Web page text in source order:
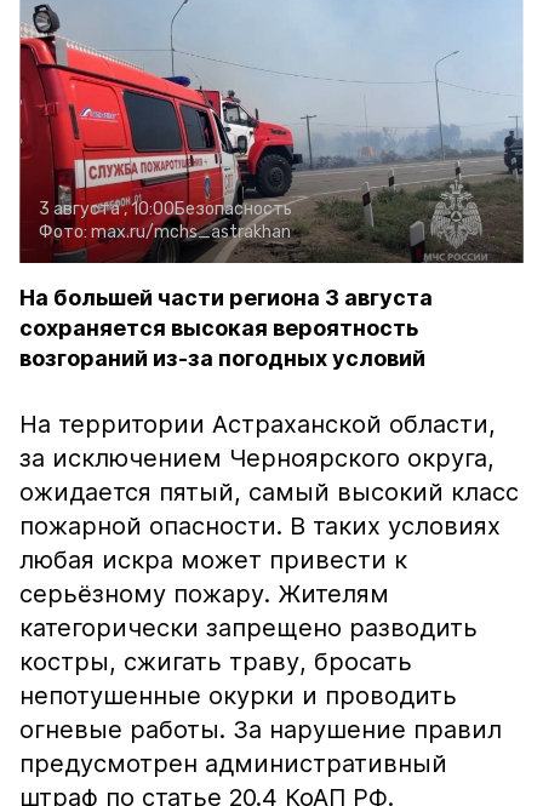
3 августа , 10:00Безопасность
Фото: max.ru/mchs_astrakhan
На большей части региона 3 августа
сохраняется высокая вероятность
возгораний из-за погодных условий
На территории Астраханской области,
за исключением Черноярского округа,
ожидается пятый, самый высокий класс
пожарной опасности. В таких условиях
любая искра может привести к
серьёзному пожару. Жителям
категорически запрещено разводить
костры, сжигать траву, бросать
непотушенные окурки и проводить
огневые работы. За нарушение правил
предусмотрен административный
штраф по статье 20.4 КоАП РФ.